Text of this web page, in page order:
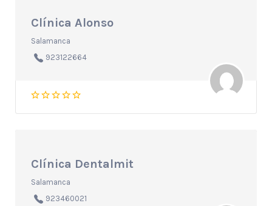
Clínica Alonso
Salamanca
923122664
Clínica Dentalmit
Salamanca
923460021